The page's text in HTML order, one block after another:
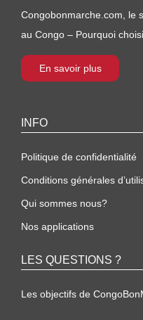
Congobonmarche.com, le
au Congo – Pourquoi
En savoir plus
INFO
Politique de confidentialité
Conditions générales
Qui sommes nous?
Nos applications
LES QUESTIONS ?
Les objectifs de